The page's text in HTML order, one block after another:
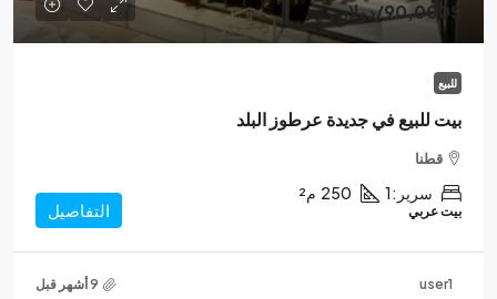
90,000$/دولار
للبيع
بيت للبيع في جديدة عرطوز البلد
قطنا
سرير:1
250 م²
بيت عربي التفاصيل
user1